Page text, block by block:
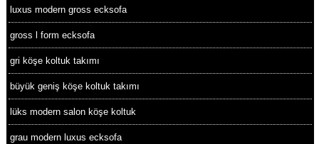
luxus modern gross ecksofa
gross l form ecksofa
gri köşe koltuk takımı
büyük geniş köşe koltuk takımı
lüks modern salon köşe koltuk
grau modern luxus ecksofa